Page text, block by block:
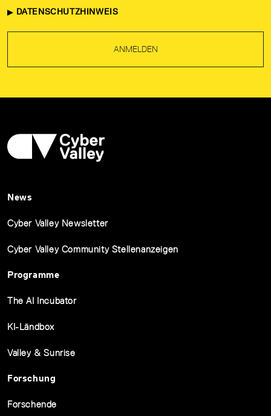
DATENSCHUTZHINWEIS
ANMELDEN
News
Cyber Valley Newsletter
Cyber Valley Community Stellenanzeigen
Programme
The AI Incubator
KI-Ländbox
Valley & Sunrise
Forschung
Forschende